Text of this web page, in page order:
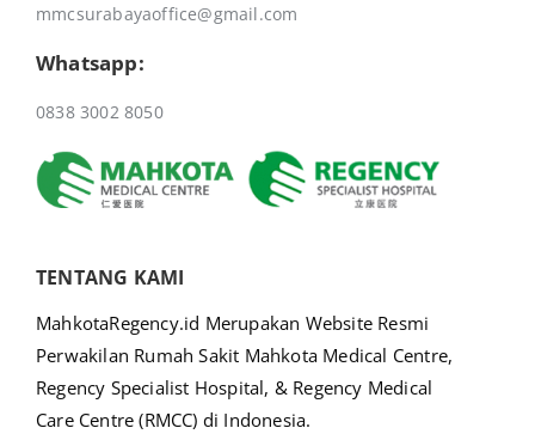
mmcsurabayaoffice@gmail.com
Whatsapp:
0838 3002 8050
TENTANG KAMI
MahkotaRegency.id Merupakan Website Resmi
Perwakilan Rumah Sakit Mahkota Medical Centre,
Regency Specialist Hospital, & Regency Medical
Care Centre (RMCC) di Indonesia.